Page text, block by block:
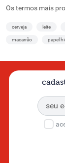
Os termos mais
cerveja leite
macarrão papel